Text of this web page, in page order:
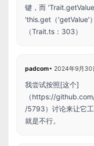
键，而
'this.get（'getValue'
（Trait.ts：303）
padcom• 2024年9月30
我尝试按照[这个]
（https://
/5793）讨论来让它
就是不行。